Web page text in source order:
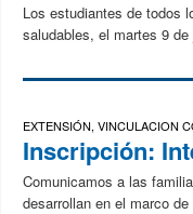
Los estudiantes de todos
saludables, el martes 9
EXTENSIÓN, VINCULACION
Inscripción:
Comunicamos a las
desarrollan en el marco